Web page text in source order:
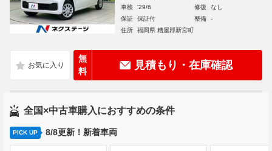
車検
'29/6 修復
なし
保証
保証付 整備
-
住所
福岡県 糟屋郡新宮町
無
料
見積もり・在庫確認
全国×中古車購入におすすめの条件
PICK UP 8/8更新！新着車両